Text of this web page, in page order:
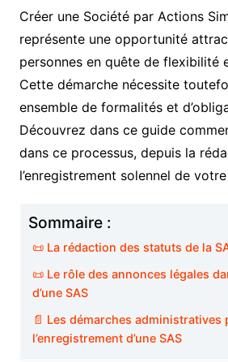
Créer une Société par Actions
représente une opportunité
personnes en quête de flexibilité
Cette démarche nécessite
ensemble de formalités et
Découvrez dans ce guide
dans ce processus, depuis la
l’enregistrement solennel de
Sommaire :
📜 La rédaction des statuts de la
📜 Le rôle des annonces légales
d’une SAS
📄 Les démarches administratives
l’enregistrement d’une SAS